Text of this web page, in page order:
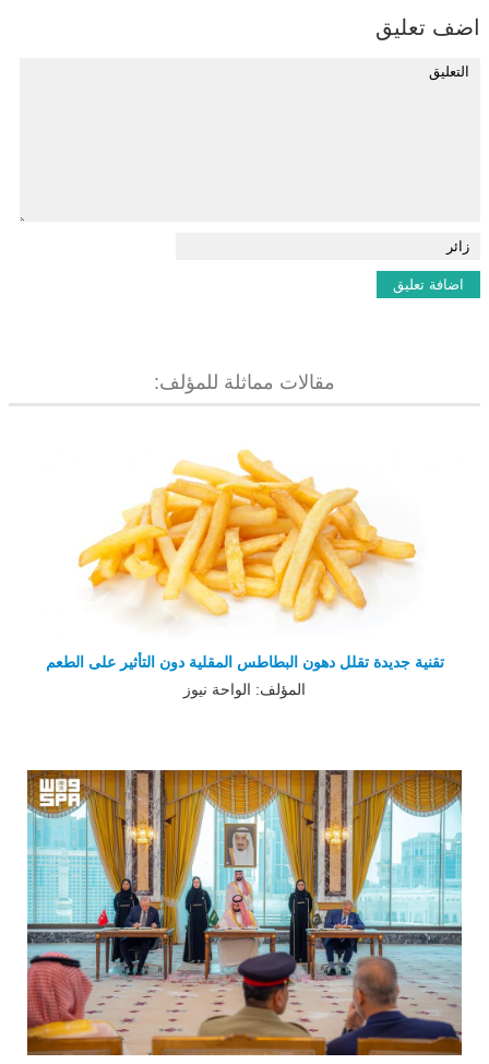
اضف تعليق
مقالات مماثلة للمؤلف:
تقنية جديدة تقلل دهون البطاطس المقلية دون التأثير على الطعم
المؤلف: الواحة نيوز